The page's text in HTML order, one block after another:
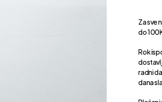
Za sve
do
Rok
radni
dana